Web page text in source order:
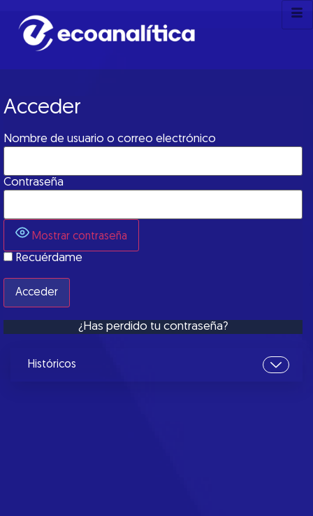
Acceder
Nombre de usuario o correo electrónico
Contraseña
Mostrar contraseña
Recuérdame
¿Has perdido tu contraseña?
Históricos